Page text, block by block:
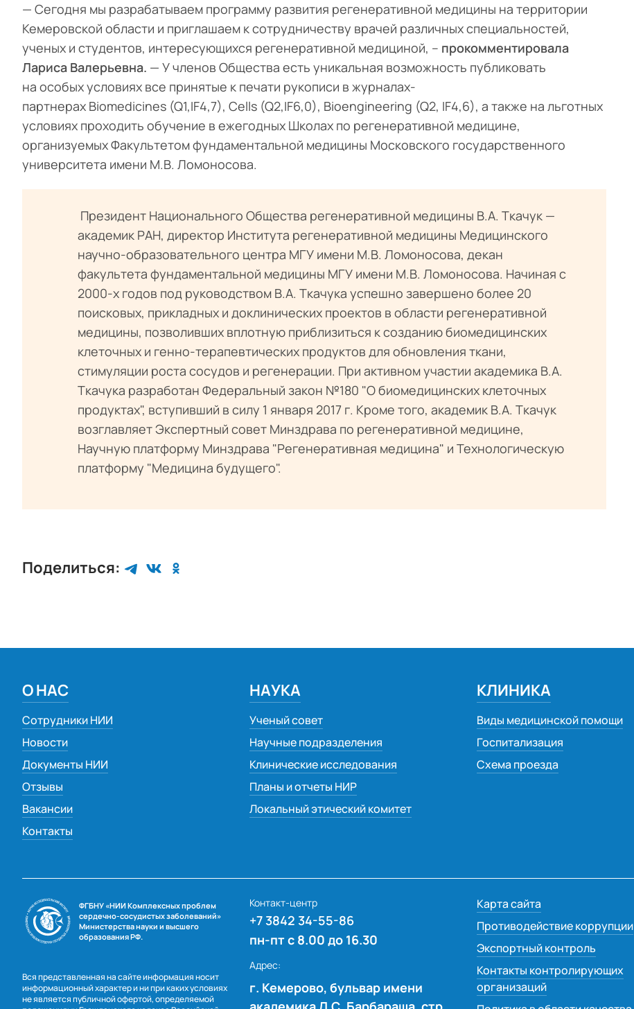
— Сегодня мы разрабатываем программу развития регенеративной медицины на территории
Кемеровской области и приглашаем к сотрудничеству врачей различных специальностей,
ученых и студентов, интересующихся регенеративной медициной, – прокомментировала
Лариса Валерьевна. — У членов Общества есть уникальная возможность публиковать
на особых условиях все принятые к печати рукописи в журналах-
партнерах Biomedicines (Q1,IF4,7), Cells (Q2,IF6,0), Bioengineering (Q2, IF4,6), а также на льготных
условиях проходить обучение в ежегодных Школах по регенеративной медицине,
организуемых Факультетом фундаментальной медицины Московского государственного
университета имени М.В. Ломоносова.
Президент Национального Общества регенеративной медицины В.А. Ткачук —
академик РАН, директор Института регенеративной медицины Медицинского
научно-образовательного центра МГУ имени М.В. Ломоносова, декан
факультета фундаментальной медицины МГУ имени М.В. Ломоносова. Начиная с
2000-х годов под руководством В.А. Ткачука успешно завершено более 20
поисковых, прикладных и доклинических проектов в области регенеративной
медицины, позволивших вплотную приблизиться к созданию биомедицинских
клеточных и генно-терапевтических продуктов для обновления ткани,
стимуляции роста сосудов и регенерации. При активном участии академика В.А.
Ткачука разработан Федеральный закон №180 "О биомедицинских клеточных
продуктах", вступивший в силу 1 января 2017 г. Кроме того, академик В.А. Ткачук
возглавляет Экспертный совет Минздрава по регенеративной медицине,
Научную платформу Минздрава "Регенеративная медицина" и Технологическую
платформу "Медицина будущего".
Поделиться:
О НАС
Сотрудники НИИ
Новости
Документы НИИ
Отзывы
Вакансии
Контакты
НАУКА
Ученый совет
Научные подразделения
Клинические исследования
Планы и отчеты НИР
Локальный этический комитет
КЛИНИКА
Виды медицинской помощи
Госпитализация
Схема проезда
ФГБНУ «НИИ Комплексных проблем
сердечно-сосудистых заболеваний»
Министерства науки и высшего
образования РФ.
Вся представленная на сайте информация носит
информационный характер и ни при каких условиях
не является публичной офертой, определяемой
Контакт-центр
+7 3842 34-55-86
пн-пт с 8.00 до 16.30
Адрес:
г. Кемерово, бульвар имени
Карта сайта
Противодействие коррупции
Экспортный контроль
Контакты контролирующих
организаций